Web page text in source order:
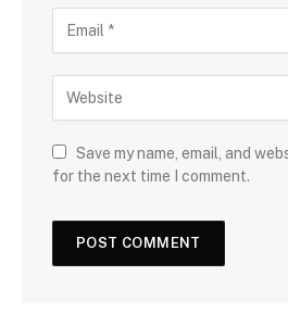
Save my name, email, and
for the next time I comment.